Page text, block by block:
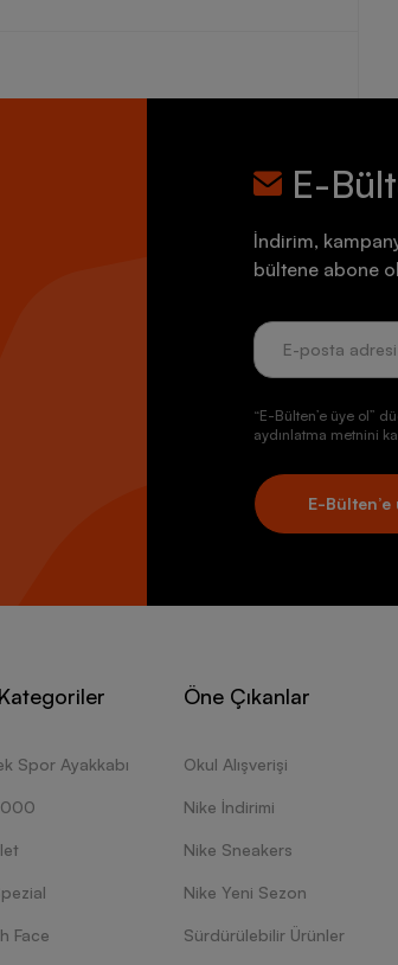
E-
İndirim,
bültene abone
“E-Bülten’e üye ol”
aydınlatma metnini
E-Bülten’e
Spor Ayakkabı
Face
Öne Çıkanlar
Okul Alışverişi
Nike İndirimi
Nike Sneakers
Nike Yeni Sezon
Sürdürülebilir Ürünler